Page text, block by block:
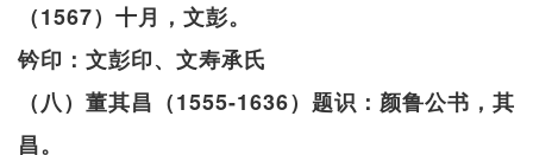
（1567）十月，文彭。
钤印：文彭印、文寿承氏
（八）董其昌（1555-1636）题识：颜鲁公书，其
昌。